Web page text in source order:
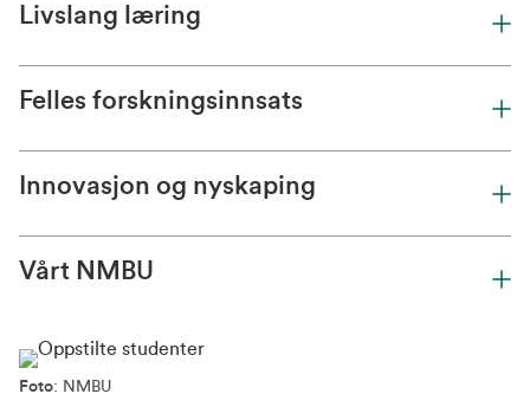
Livslang læring
Felles forskningsinnsats
Innovasjon og nyskaping
Vårt NMBU
Foto: NMBU